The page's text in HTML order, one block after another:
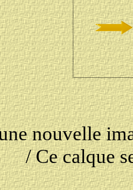
nouvelle
/ Ce calque